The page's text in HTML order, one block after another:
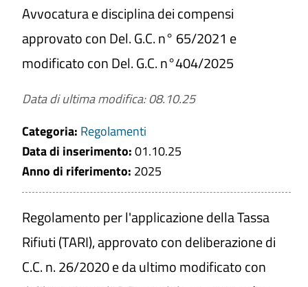
Avvocatura e disciplina dei compensi
approvato con Del. G.C. n° 65/2021 e
modificato con Del. G.C. n°404/2025
Data di ultima modifica: 08.10.25
Categoria: Regolamenti
Data di inserimento:01.10.25
Anno di riferimento: 2025
Regolamento per l'applicazione della Tassa
Rifiuti (TARI), approvato con deliberazione di
C.C. n. 26/2020 e da ultimo modificato con